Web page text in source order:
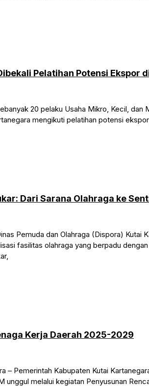
Pelatihan Potensi Ekspor
20 pelaku Usaha Mikro, Kecil, dan
mengikuti pelatihan potensi
Dari Sarana Olahraga ke
Pemuda dan Olahraga (Dispora) Kutai
fasilitas olahraga yang berpadu
Kerja Daerah 2025-2029
– Pemerintah Kabupaten Kutai
unggul melalui kegiatan Penyusunan